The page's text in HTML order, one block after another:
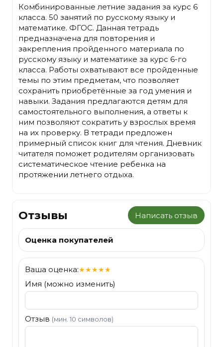
Комбинированные летние задания за курс 6
класса. 50 занятий по русскому языку и
математике. ФГОС. Данная тетрадь
предназначена для повторения и
закрепления пройденного материала по
русскому языку и математике за курс 6-го
класса. Работы охватывают все пройденные
темы по этим предметам, что позволяет
сохранить приобретённые за год умения и
навыки. Задания предлагаются детям для
самостоятельного выполнения, а ответы к
ним позволяют сократить у взрослых время
на их проверку. В тетради предложен
примерный список книг для чтения. Дневник
читателя поможет родителям организовать
систематическое чтение ребенка на
протяжении летнего отдыха.
Отзывы Написать отзыв
Оценка покупателей
Ваша оценка:★★★★★
Имя (можно изменить)
Отзыв (мин. 10 символов)